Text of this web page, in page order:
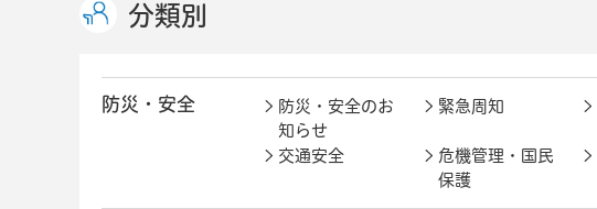
分類別
防災・安全
防災・安全のお
知らせ
緊急周知
交通安全
危機管理・国民
保護